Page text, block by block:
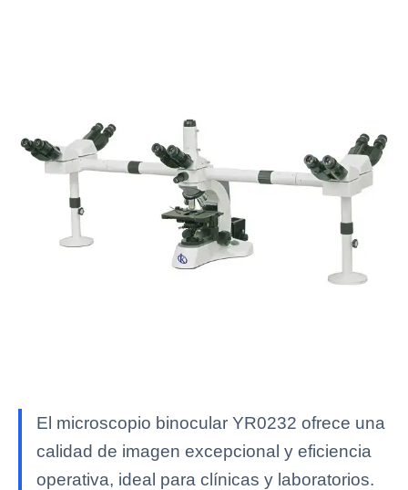
El microscopio binocular YR0232 ofrece una
calidad de imagen excepcional y eficiencia
operativa, ideal para clínicas y laboratorios.